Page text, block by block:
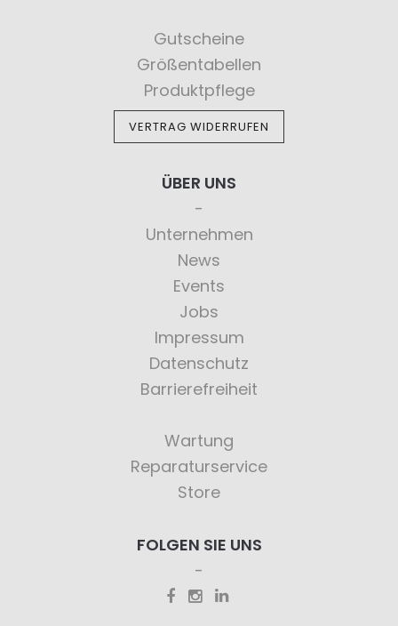
Gutscheine
Größentabellen
Produktpflege
VERTRAG WIDERRUFEN
ÜBER UNS
Unternehmen
News
Events
Jobs
Impressum
Datenschutz
Barrierefreiheit
Wartung
Reparaturservice
Store
FOLGEN SIE UNS